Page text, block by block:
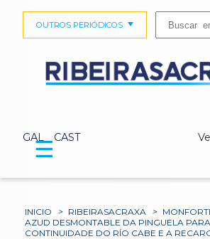
GAL CAST
OUTROS PERIÓDICOS
☰
INICIO > RIBEIRASACRAXA >
AZUD DESMONTABLE DA PINGUELA
CONTINUIDADE DO RÍO CABE E A